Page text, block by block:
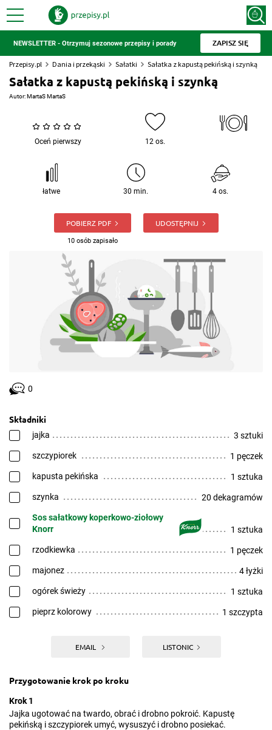
NEWSLETTER - Otrzymuj sezonowe przepisy i porady ZAPISZ SIĘ
Przepisy.pl Dania i przekąski Sałatki Sałatka z kapustą pekińską i szynką
Sałatka z kapustą pekińską i szynką
Autor:MartaS MartaS
Oceń pierwszy 12 os.
łatwe 30 min. 4 os.
POBIERZ PDF
10 osób zapisało
UDOSTĘPNIJ
0
Składniki
jajka 3 sztuki
szczypiorek 1 pęczek
kapusta pekińska 1 sztuka
szynka 20 dekagramów
Sos sałatkowy koperkowo-ziołowy
Knorr
1 sztuka
rzodkiewka 1 pęczek
majonez 4 łyżki
ogórek świeży 1 sztuka
pieprz kolorowy 1 szczypta
EMAIL LISTONIC
Przygotowanie krok po kroku
Krok 1
Jajka ugotować na twardo, obrać i drobno pokroić. Kapustę
pekińską i szczypiorek umyć, wysuszyć i drobno posiekać.